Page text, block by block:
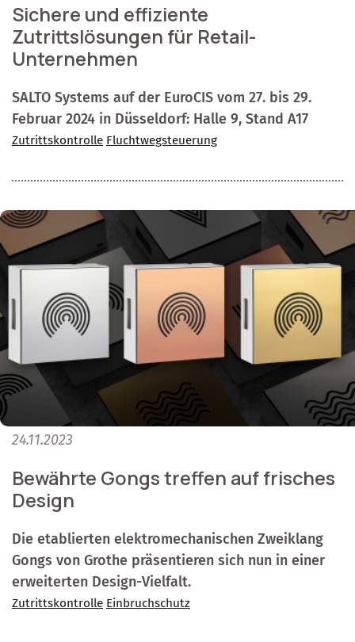
Sichere und effiziente
Zutrittslösungen für Retail-
Unternehmen
SALTO Systems auf der EuroCIS vom 27. bis 29.
Februar 2024 in Düsseldorf: Halle 9, Stand A17
Zutrittskontrolle Fluchtwegsteuerung
24.11.2023
Bewährte Gongs treffen auf frisches
Design
Die etablierten elektromechanischen Zweiklang
Gongs von Grothe präsentieren sich nun in einer
erweiterten Design-Vielfalt.
Zutrittskontrolle Einbruchschutz